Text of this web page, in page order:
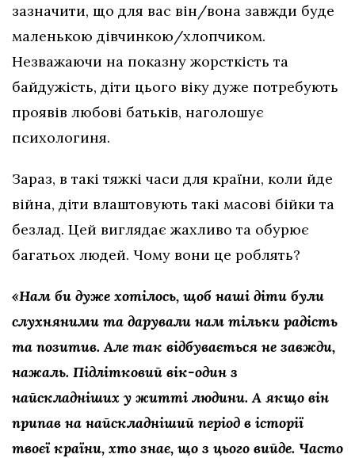
зазначити, що для вас він/вона завжди буде
маленькою дівчинкою/хлопчиком.
Незважаючи на показну жорсткість та
байдужість, діти цього віку дуже потребують
проявів любові батьків, наголошує
психологиня.
Зараз, в такі тяжкі часи для країни, коли йде
війна, діти влаштовують такі масові бійки та
безлад. Цей виглядає жахливо та обурює
багатьох людей. Чому вони це роблять?
«Нам би дуже хотілось, щоб наші діти були
слухняними та дарували нам тільки радість
та позитив. Але так відбувається не завжди,
нажаль. Підлітковий вік-один з
найскладніших у житті людини. А якщо він
припав на найскладніший період в історії
твоєї країни, хто знає, що з цього вийде. Часто